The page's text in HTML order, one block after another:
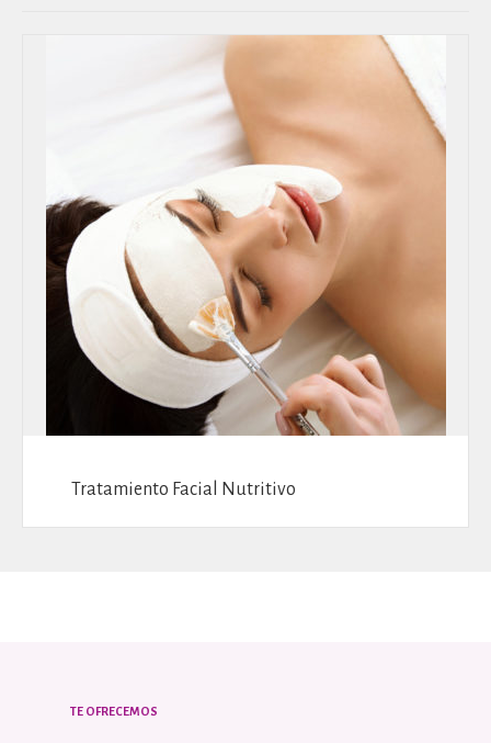
CAPILARES
TECNOLOGÍA
MASAJES
Tratamiento Facial Nutritivo
TE OFRECEMOS